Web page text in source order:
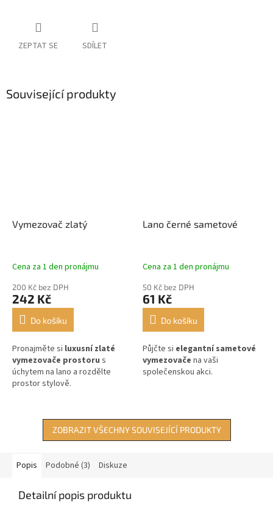
ZEPTAT SE SDÍLET
Související produkty
Vymezovač zlatý
Cena za 1 den pronájmu
200 Kč bez DPH
242 Kč
Do košíku
Pronajměte si luxusní zlaté
vymezovače prostoru s
úchytem na lano a rozdělte
prostor stylově.
Lano černé sametové
Cena za 1 den pronájmu
50 Kč bez DPH
61 Kč
Do košíku
Půjčte si elegantní sametové
vymezovače na vaši
společenskou akci.
ZOBRAZIT VŠECHNY SOUVISEJÍCÍ PRODUKTY
Popis Podobné (3) Diskuze
Detailní popis produktu